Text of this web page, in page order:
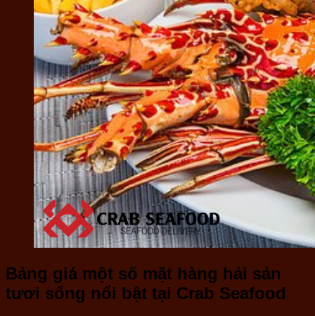
Bảng giá một số mặt hàng hải sản
tươi sống nổi bật tại Crab Seafood